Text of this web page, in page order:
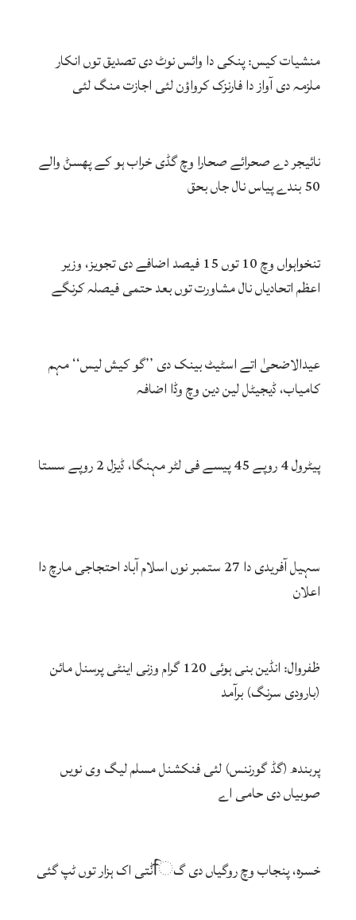
منشیات کیس: پنکی دا وائس نوٹ دی تصدیق توں انکار
ملزمہ دی آواز دا فارنزک کرواؤن لئی اجازت منگ لئی
نائیجر دے صحرائے صحارا وچ گڈی خراب ہو کے پھسݨ والے
50 بندے پیاس نال جاں بحق
تنخواہواں وچ 10 توں 15 فیصد اضافے دی تجویز، وزیر
اعظم اتحادیاں نال مشاورت توں بعد حتمی فیصلہ کرنگے
عیدالاضحیٰ اتے اسٹیٹ بینک دی ’’گو کیش لیس‘‘ مہم
کامیاب، ڈیجیٹل لین دین وچ وڈا اضافہ
پیٹرول 4 روپے 45 پیسے فی لٹر مہنگا، ڈیزل 2 روپے سستا
سہیل آفریدی دا 27 ستمبر نوں اسلام آباد احتجاجی مارچ دا
اعلان
ظفروال: انڈین بنی ہوئی 120 گرام وزنی اینٹی پرسنل مائن
(بارودی سرنگ) برآمد
پربندھ (گڈ گورننس) لئی فنکشنل مسلم لیگ وی نویں
صوبیاں دی حامی اے
خسرہ، پنجاب وچ روگیاں دی گਿݨتی اک ہزار توں ٹپ گئی